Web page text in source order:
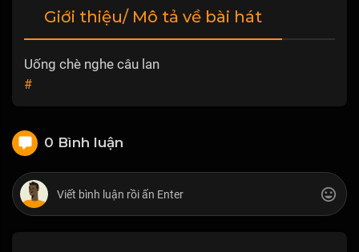
Giới thiệu/ Mô tả về bài hát
Uống chè nghe câu lan
#
0 Bình luận